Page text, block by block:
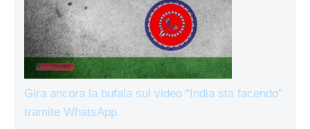
Gira ancora la bufala sul video “India sta facendo”
tramite WhatsApp